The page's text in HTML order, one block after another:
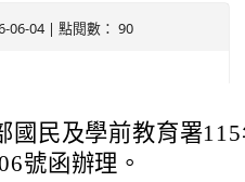
06-04 | 點閱數： 90
國民及學前教育署
號函辦理。